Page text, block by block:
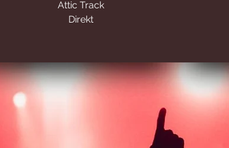
Attic Track
Direkt